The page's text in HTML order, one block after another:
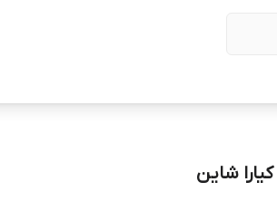
شاین